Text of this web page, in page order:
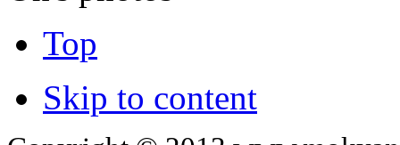
Top
Skip to content